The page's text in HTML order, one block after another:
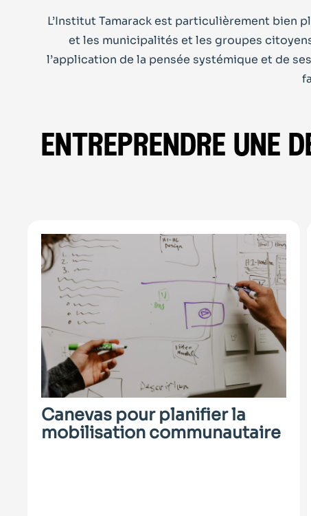
L’Institut Tamarack est particulièrement bien
et les municipalités et les groupes
l’application de la pensée systémique et de
entreprendre une
Canevas pour planifier la
mobilisation communautaire